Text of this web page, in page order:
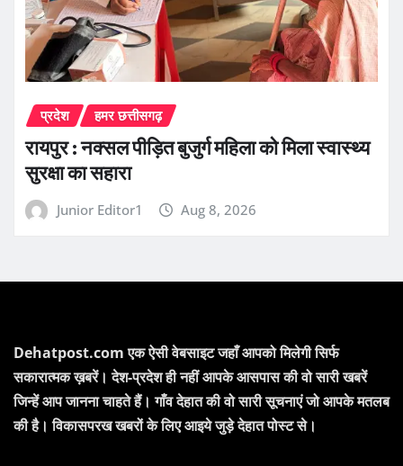
प्रदेश हमर छत्तीसगढ़
रायपुर : नक्सल पीड़ित बुजुर्ग महिला को मिला स्वास्थ्य
सुरक्षा का सहारा
Junior Editor1 Aug 8, 2026
Dehatpost.com एक ऐसी वेबसाइट जहाँ आपको मिलेगी सिर्फ
सकारात्मक ख़बरें। देश-प्रदेश ही नहीं आपके आसपास की वो सारी खबरें
जिन्हें आप जानना चाहते हैं। गाँव देहात की वो सारी सूचनाएं जो आपके मतलब
की है। विकासपरख खबरों के लिए आइये जुड़े देहात पोस्ट से।